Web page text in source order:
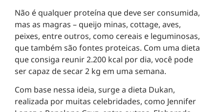
Não é qualquer proteína que deve ser consumida,
mas as magras – queijo minas, cottage, aves,
peixes, entre outros, como cereais e leguminosas,
que também são fontes proteicas. Com uma dieta
que consiga reunir 2.200 kcal por dia, você pode
ser capaz de secar 2 kg em uma semana.
Com base nessa ideia, surge a dieta Dukan,
realizada por muitas celebridades, como Jennifer